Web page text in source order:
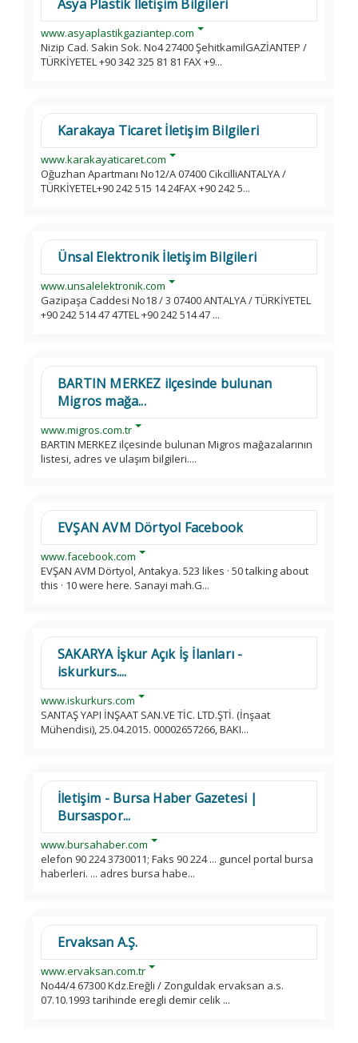
Asya Plastik İletişim Bilgileri
www.asyaplastikgaziantep.com
Nizip Cad. Sakin Sok. No4 27400 ŞehitkamilGAZİANTEP /
TÜRKİYETEL +90 342 325 81 81 FAX +9...
Karakaya Ticaret İletişim Bilgileri
www.karakayaticaret.com
Oğuzhan Apartmanı No12/A 07400 CikcilliANTALYA /
TÜRKİYETEL+90 242 515 14 24FAX +90 242 5...
Ünsal Elektronik İletişim Bilgileri
www.unsalelektronik.com
Gazipaşa Caddesi No18 / 3 07400 ANTALYA / TÜRKİYETEL
+90 242 514 47 47TEL +90 242 514 47 ...
BARTIN MERKEZ ilçesinde bulunan
Migros mağa...
www.migros.com.tr
BARTIN MERKEZ ilçesinde bulunan Migros mağazalarının
listesi, adres ve ulaşım bilgileri....
EVŞAN AVM Dörtyol Facebook
www.facebook.com
EVŞAN AVM Dörtyol, Antakya. 523 likes · 50 talking about
this · 10 were here. Sanayi mah.G...
SAKARYA İşkur Açık İş İlanları -
iskurkurs....
www.iskurkurs.com
SANTAŞ YAPI İNŞAAT SAN.VE TİC. LTD.ŞTİ. (İnşaat
Mühendisi), 25.04.2015. 00002657266, BAKI...
İletişim - Bursa Haber Gazetesi |
Bursaspor...
www.bursahaber.com
elefon 90 224 3730011; Faks 90 224 ... guncel portal bursa
haberleri. ... adres bursa habe...
Ervaksan A.Ş.
www.ervaksan.com.tr
No44/4 67300 Kdz.Ereğli / Zonguldak ervaksan a.s.
07.10.1993 tarihinde eregli demir celik ...